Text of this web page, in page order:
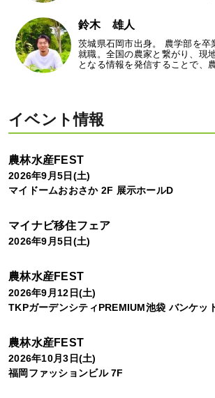
鈴木 雄人
茨城県石岡市出身。 農学部を卒
就職。全国の農家と繋がり、現
となる情報を発信することで、
イベント情報
農林水産FEST
2026年9月5日(土)
マイドームおおさか 2F 展示ホールD
マイナビ移住フェア
2026年9月5日(土)
農林水産FEST
2026年9月12日(土)
TKPガーデンシティPREMIUM池袋 バンケッ
農林水産FEST
2026年10月3日(土)
福岡ファッションビル 7F